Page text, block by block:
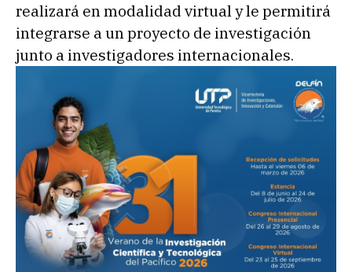
realizará en modalidad virtual y le permitirá
integrarse a un proyecto de investigación
junto a investigadores internacionales.